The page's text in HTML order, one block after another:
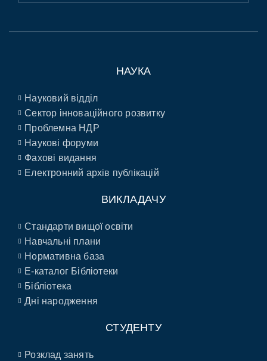
НАУКА
Науковий відділ
Сектор інноваційного розвитку
Проблемна НДР
Наукові форуми
Фахові видання
Електронний архів публікацій
ВИКЛАДАЧУ
Стандарти вищої освіти
Навчальні плани
Нормативна база
E-каталог Бібліотеки
Бібліотека
Дні народження
СТУДЕНТУ
Розклад занять